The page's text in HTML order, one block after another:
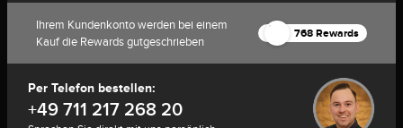
Ihrem Kundenkonto werden bei einem
Kauf die Rewards gutgeschrieben
768 Rewards
Per Telefon bestellen:
+49 711 217 268 20